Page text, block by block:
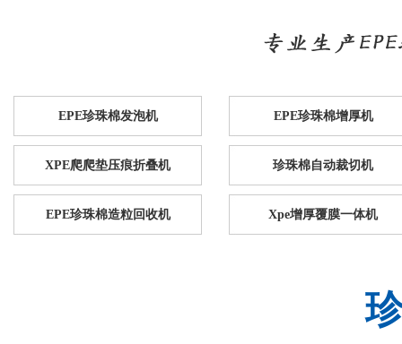
EPE珍珠棉发泡机 EPE珍珠棉增厚机
XPE爬爬垫压痕折叠机 珍珠棉自动裁切机
EPE珍珠棉造粒回收机 Xpe增厚覆膜一体机